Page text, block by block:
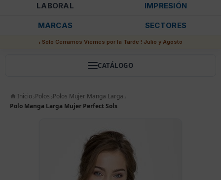
LABORAL IMPRESIÓN
MARCAS SECTORES
¡ Sólo Cerramos Viernes por la Tarde ! Julio y Agosto
CATÁLOGO
Inicio Polos Polos Mujer Manga Larga
Polo Manga Larga Mujer Perfect Sols